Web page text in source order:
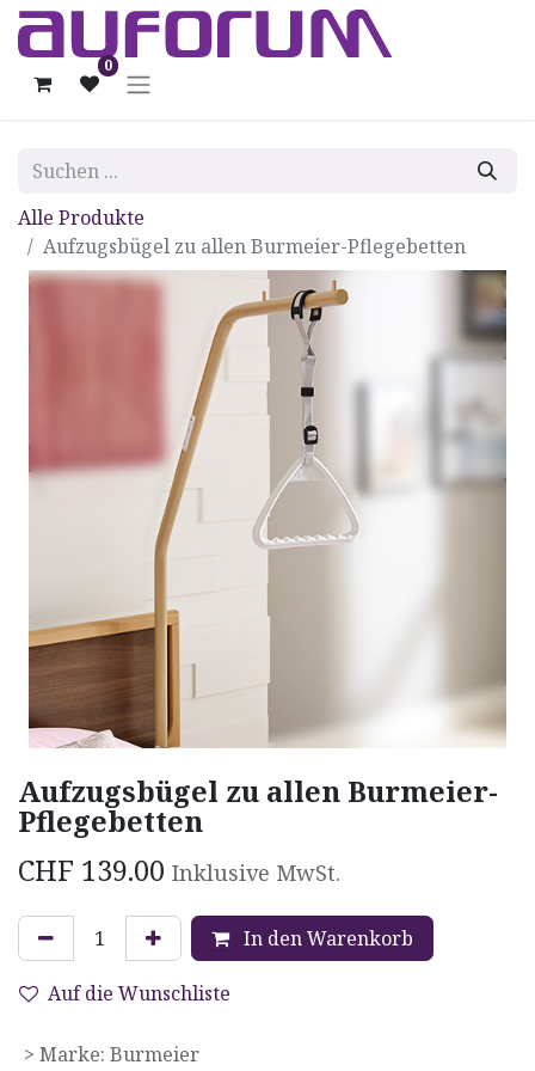
0
Alle Produkte
Aufzugsbügel zu allen Burmeier-Pflegebetten
Aufzugsbügel zu allen Burmeier-
Pflegebetten
CHF 139.00 Inklusive MwSt.
In den Warenkorb
Auf die Wunschliste
> Marke: Burmeier